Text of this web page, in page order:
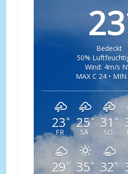
23
Bedeckt
50%
Wind: 4m/s
MAX C 24 •
23°
FR
25°
SA
31°
SO
29 ° 35° 32°